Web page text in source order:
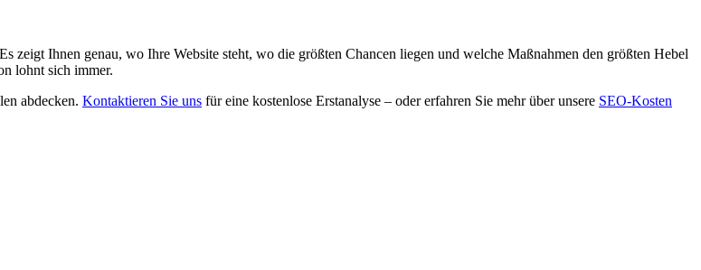
zeigt Ihnen genau, wo Ihre Website steht, wo die größten Chancen liegen und welche Maßnahmen den größten Hebel
lohnt sich immer.
abdecken. Kontaktieren Sie uns für eine kostenlose Erstanalyse – oder erfahren Sie mehr über unsere SEO-Kosten